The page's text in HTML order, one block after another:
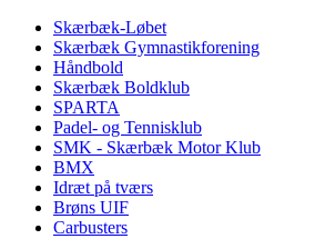
Skærbæk-Løbet
Skærbæk Gymnastikforening
Håndbold
Skærbæk Boldklub
SPARTA
Padel- og Tennisklub
SMK - Skærbæk Motor Klub
BMX
Idræt på tværs
Brøns UIF
Carbusters